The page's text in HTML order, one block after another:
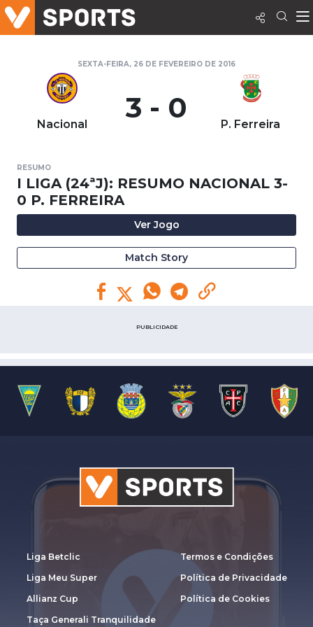
SEXTA-FEIRA, 26 DE FEVEREIRO DE 2016
Nacional 3 - 0 P. Ferreira
RESUMO
I LIGA (24ªJ): RESUMO NACIONAL 3-
0 P. FERREIRA
Ver Jogo
Match Story
PUBLICIDADE
Liga Betclic
Liga Meu Super
Allianz Cup
Taça Generali Tranquilidade
Termos e Condições
Política de Privacidade
Política de Cookies